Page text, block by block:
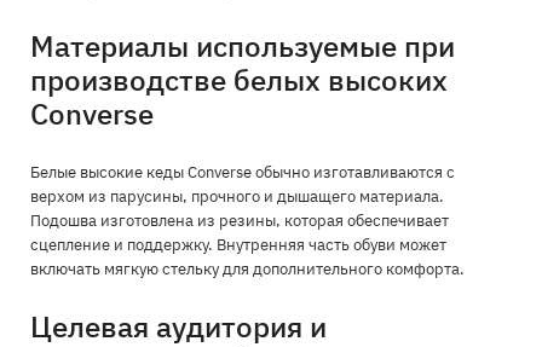
Материалы используемые при
производстве белых высоких
Converse
Белые высокие кеды Converse обычно изготавливаются с
верхом из парусины, прочного и дышащего материала.
Подошва изготовлена из резины, которая обеспечивает
сцепление и поддержку. Внутренняя часть обуви может
включать мягкую стельку для дополнительного комфорта.
Целевая аудитория и